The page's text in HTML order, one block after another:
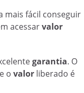
mais fácil conseguir
acessarvalor
garantia. O
ovalor liberado é